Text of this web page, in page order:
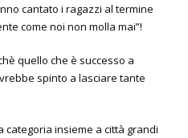
cantato i ragazzi al termine
come noi non molla mai”!
quello che è successo a
spinto a lasciare tante
insieme a città grandi